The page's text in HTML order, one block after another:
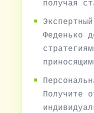
получая
Феденько
Получите